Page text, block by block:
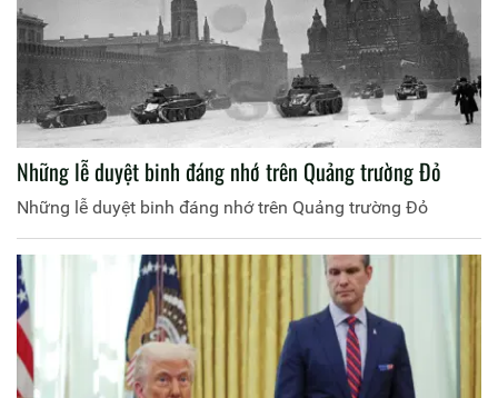
Những lễ duyệt binh đáng nhớ trên Quảng trường Đỏ
Những lễ duyệt binh đáng nhớ trên Quảng trường Đỏ